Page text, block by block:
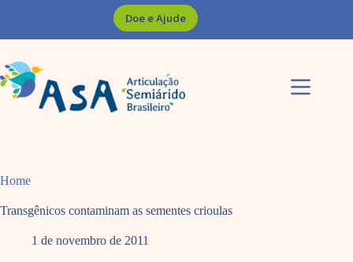
Doe e Ajude
Home
Transgênicos contaminam as sementes crioulas
1 de novembro de 2011